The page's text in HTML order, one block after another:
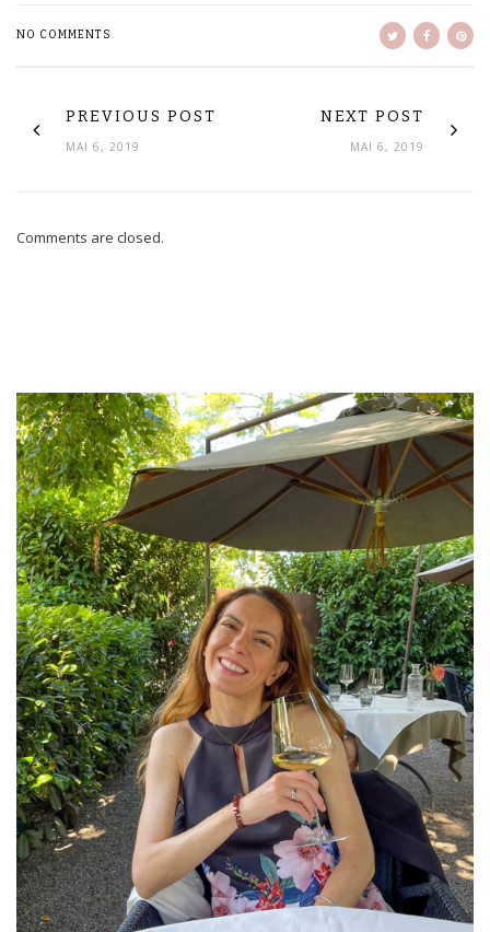
NO COMMENTS
PREVIOUS POST
MAI 6, 2019
NEXT POST
MAI 6, 2019
Comments are closed.